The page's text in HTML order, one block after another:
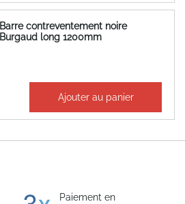
Barre contreventement noire
Burgaud long 1200mm
Ajouter au panier
Paiement en